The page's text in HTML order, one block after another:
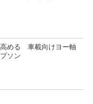
める 車載向けヨー軸
ソン